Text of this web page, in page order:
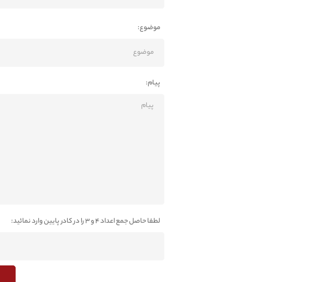
موضوع:
پیام:
لطفا حاصل جمع اعداد 4 و 3 را در کادر پایین وارد نمائید: